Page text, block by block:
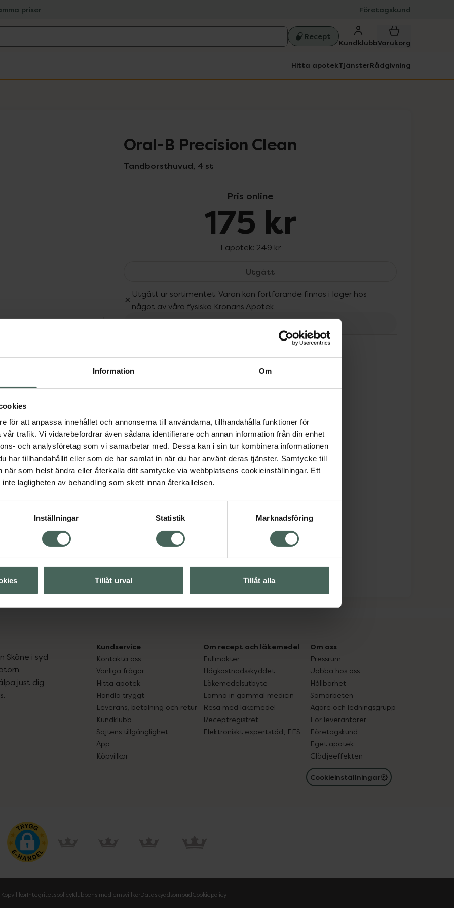
Information Om
för att anpassa innehållet och annonserna till användarna, tillhandahålla funktioner för
trafik. Vi vidarebefordrar även sådana identifierare och annan information från din enhet
och analysföretag som vi samarbetar med. Dessa kan i sin tur kombinera informationen
har tillhandahållit eller som de har samlat in när du har använt deras tjänster. Samtycke till
när som helst ändra eller återkalla ditt samtycke via webbplatsens cookieinställningar. Ett
lagligheten av behandling som skett innan återkallelsen.
Inställningar Statistik Marknadsföring
Tillåt urval Tillåt alla
priser Företagskund
Recept
KundklubbVarukorg
Hitta apotekTjänsterRådgivning
Oral-B Precision Clean
Tandborsthuvud, 4 st
Pris online
175 kr
I apotek: 249 kr
UtgåttOral-B Precision Clean, 175 kr.
Utgått ur sortimentet. Varan kan fortfarande finnas i lager hos
något av våra fysiska Kronans Apotek.
är
gör att bortstråna
att byta ut
och bästa möjliga
för en överlägsen
manuell tandborste.
och iO.
Visa
Skåne i syd
just dig
Kundservice
Kontakta oss
Vanliga frågor
Hitta apotek
Handla tryggt
Leverans, betalning och retur
Kundklubb
Sajtens tillgänglighet
App
Köpvillkor
Om recept och läkemedel
Fullmakter
Högkostnadsskyddet
Läkemedelsutbyte
Lämna in gammal medicin
Resa med läkemedel
Receptregistret
Elektroniskt expertstöd, EES
Om oss
Pressrum
Jobba hos oss
Hållbarhet
Samarbeten
Ägare och ledningsgrupp
För leverantörer
Företagskund
Eget apotek
Glädjeeffekten
Cookieinställningar
KöpvillkorIntegritetspolicyKlubbens medlemsvillkorDataskyddsombudCookiepolicy